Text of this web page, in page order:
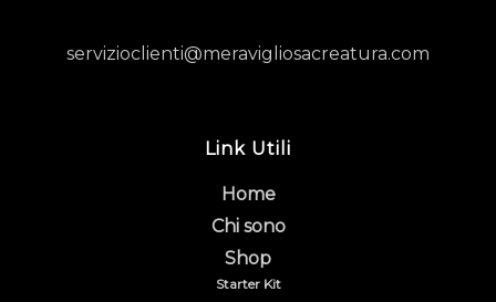
servizioclienti@meravigliosacreatura.com
Link Utili
Home
Chi sono
Shop
Starter Kit